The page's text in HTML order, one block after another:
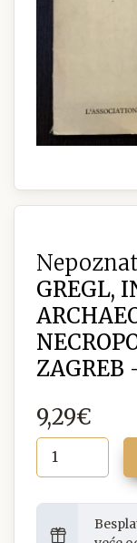
GREGL,
ZAGREB
9,29€